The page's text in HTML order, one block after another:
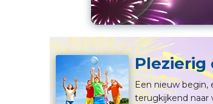
Plezierig
Een nieuw begin,
terugkijkend naar